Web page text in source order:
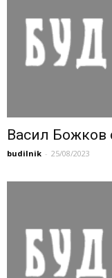
Васил Божков
budilnik - 25/08/2023